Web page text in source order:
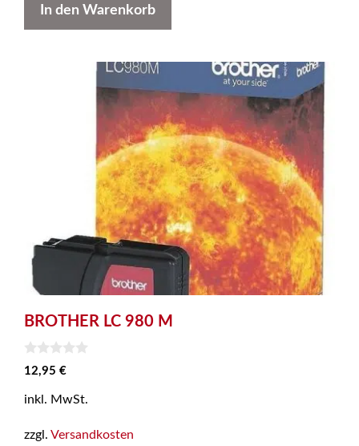
In den Warenkorb
BROTHER LC 980 M
0
v
n
12,95 €
inkl. MwSt.
zzgl. Versandkosten